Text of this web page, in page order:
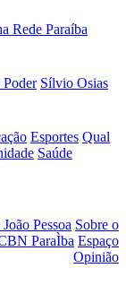
Rede Paraíba
Poder Sílvio Osias
Esportes Qual
Saúde
Pessoa Sobre o
ParaÌba Espaço
Opinião